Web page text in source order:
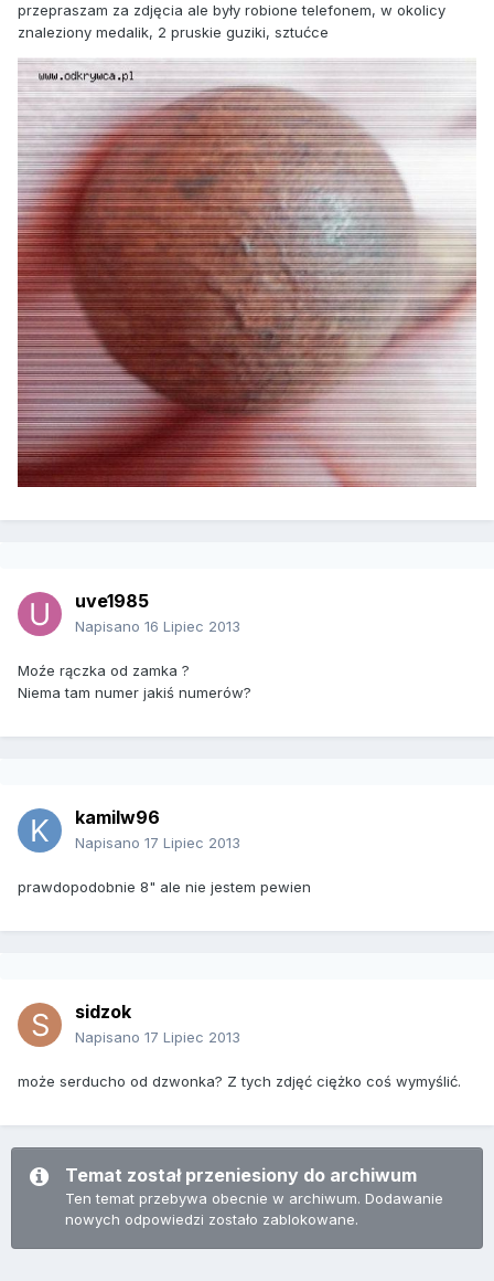
przepraszam za zdjęcia ale były robione telefonem, w okolicy
znaleziony medalik, 2 pruskie guziki, sztućce
uve1985
Napisano 16 Lipiec 2013
Moźe rączka od zamka ?
Niema tam numer jakiś numerów?
kamilw96
Napisano 17 Lipiec 2013
prawdopodobnie 8" ale nie jestem pewien
sidzok
Napisano 17 Lipiec 2013
może serducho od dzwonka? Z tych zdjęć ciężko coś wymyślić.
Temat został przeniesiony do archiwum
Ten temat przebywa obecnie w archiwum. Dodawanie
nowych odpowiedzi zostało zablokowane.